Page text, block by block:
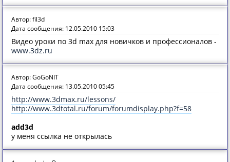
Автор: fil3d
Дата сообщения: 12.05.2010 15:03
Видео уроки по 3d max для новичков и профессионалов -
www.3dz.ru
Автор: GoGoNIT
Дата сообщения: 13.05.2010 05:45
http://www.3dmax.ru/lessons/
http://www.3dtotal.ru/forum/forumdisplay.php?f=58
add3d
у меня ссылка не открылась